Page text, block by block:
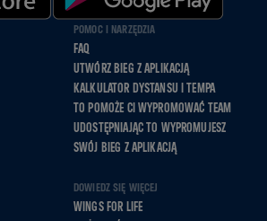
POMOC I NARZĘDZIA
FAQ
UTWÓRZ BIEG Z APLIKACJĄ
KALKULATOR DYSTANSU I TEMPA
TO POMOŻE CI WYPROMOWAĆ TEAM
UDOSTĘPNIAJĄC TO WYPROMUJESZ
SWÓJ BIEG Z APLIKACJĄ
DOWIEDZ SIĘ WIĘCEJ
WINGS FOR LIFE